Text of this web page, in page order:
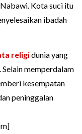
Kota suci itu
ibadah
religidunia yang
memperdalam
kesempatan
peninggalan